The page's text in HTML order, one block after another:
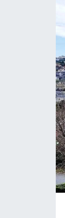
KÖŞE
KÜLTÜR
SAĞLIK